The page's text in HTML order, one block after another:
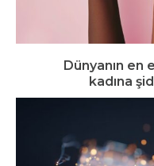
Dünyanın en
kadına